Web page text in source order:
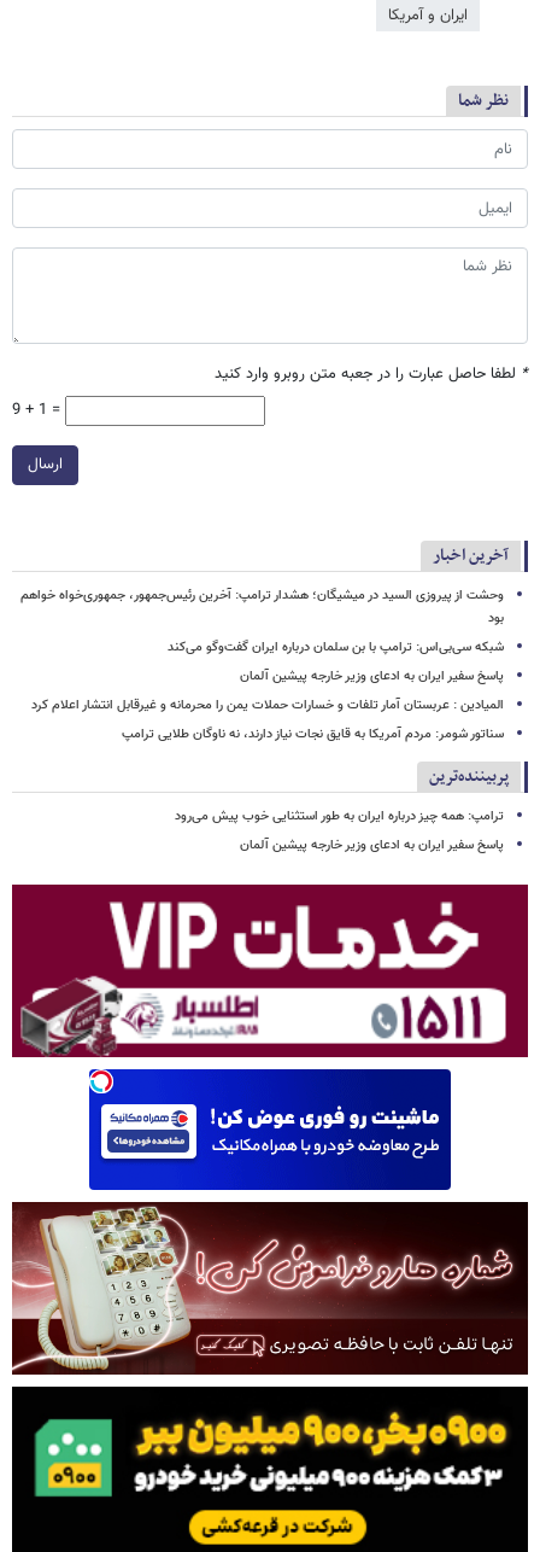
ایران و آمریکا
نظر شما
* لطفا حاصل عبارت را در جعبه متن روبرو وارد کنید
9 + 1 =
ارسال
آخرین اخبار
وحشت از پیروزی السید در میشیگان؛ هشدار ترامپ: آخرین رئیس‌جمهور، جمهوری‌خواه خواهم
بود
شبکه سی‌بی‌اس: ترامپ با بن سلمان درباره ایران گفت‌وگو می‌کند
پاسخ سفیر ایران به ادعای وزیر خارجه پیشین آلمان
المیادین : عربستان آمار تلفات و خسارات حملات یمن را محرمانه و غیرقابل انتشار اعلام کرد
سناتور شومر: مردم آمریکا به قایق نجات نیاز دارند، نه ناوگان طلایی ترامپ
پربیننده‌ترین
ترامپ: همه چیز درباره ایران به طور استثنایی خوب پیش می‌رود
پاسخ سفیر ایران به ادعای وزیر خارجه پیشین آلمان